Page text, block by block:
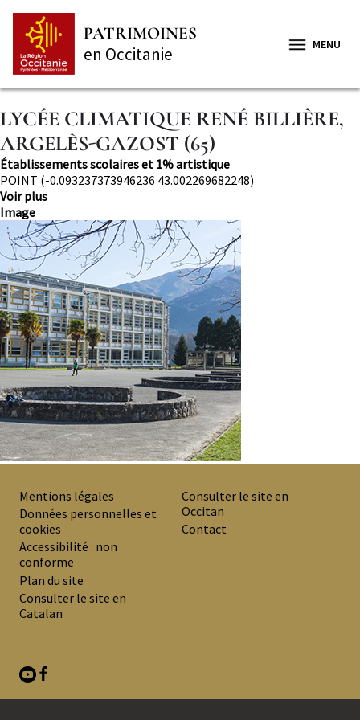
contenu
principal
PATRIMOINES
en Occitanie MENU
LYCÉE CLIMATIQUE RENÉ BILLIÈRE,
ARGELÈS-GAZOST (65)
Thématique
Établissements scolaires et 1% artistique
Localisation
POINT (-0.093237373946236 43.002269682248)
Voir plus
Image
Image
PREMIER
MENU
DE
BAS
DE
Mentions légales
Données personnelles et
cookies
Accessibilité : non
conforme
Plan du site
Consulter le site en
Catalan
Consulter le site en
Occitan
Contact